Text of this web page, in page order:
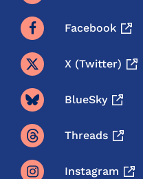
Facebook
X (twitter)
BlueSky
Threads
Instagram